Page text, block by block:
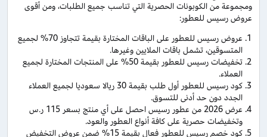
ومجموعة من الكوبونات الحصرية التي تناسب جميع الطلبات، ومن أقوى
عروض رسيس للعطور:
عروض رسيس للعطور على الباقات المختارة بقيمة تتجاوز 70% لجميع
المتسوقين، تشمل باقات الملايين وغيرها.
تخفيضات رسيس للعطور بقيمة 50% على المنتجات المختارة لجميع
العملاء.
كود رسيس للعطور أول طلب بقيمة 30 ريالا سعوديا لجميع العملاء
الجدد دون حد أدنى للتسوق.
عرض 2026 من عطور رسيس احصل على أي منتج بسعر 115 ر.س
وتخفيضات حصرية على كافة أنواع العطور والعود.
كود خصم رسيس للعطور فعال بقيمة 15% ضمن عروض التخفيض